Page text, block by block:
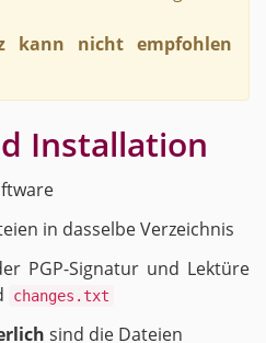
kann nicht emp­foh­len
In­stal­la­ti­on
in das­sel­be Ver­zeich­nis
PGP-Si­gna­tur und Lek­tü­re
changes.txt
sind die Da­tei­en